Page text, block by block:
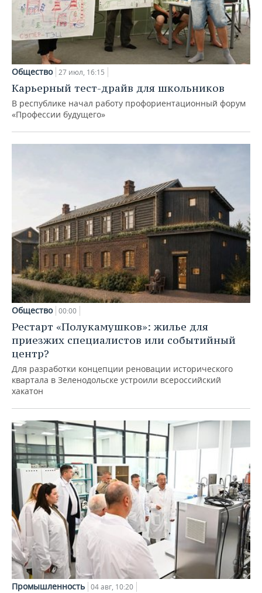
Общество 27 июл, 16:15
Карьерный тест-драйв для школьников
В республике начал работу профориентационный форум
«Профессии будущего»
Общество 00:00
Рестарт «Полукамушков»: жилье для
приезжих специалистов или событийный
центр?
Для разработки концепции реновации исторического
квартала в Зеленодольске устроили всероссийский
хакатон
Промышленность 04 авг, 10:20